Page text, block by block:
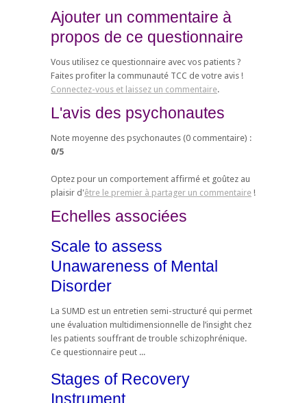
Ajouter un commentaire à
propos de ce questionnaire
Vous utilisez ce questionnaire avec vos patients ?
Faites profiter la communauté TCC de votre avis !
Connectez-vous et laissez un commentaire.
L'avis des psychonautes
Note moyenne des psychonautes (0 commentaire) :
0/5
Optez pour un comportement affirmé et goûtez au
plaisir d'être le premier à partager un commentaire !
Echelles associées
Scale to assess
Unawareness of Mental
Disorder
La SUMD est un entretien semi-structuré qui permet
une évaluation multidimensionnelle de l’insight chez
les patients souffrant de trouble schizophrénique.
Ce questionnaire peut ...
Stages of Recovery
Instrument